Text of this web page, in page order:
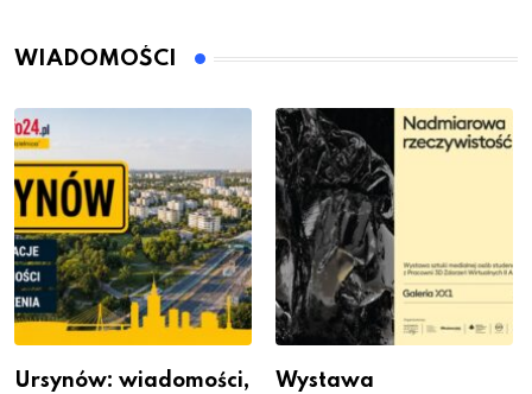
WIADOMOŚCI
Ursynów: wiadomości,
Wystawa